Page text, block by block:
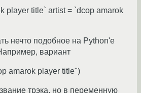
player title` artist = `dcop amarok
нечто подобное на Python'е
вариант
amarok player title")
трэка, но в переменную